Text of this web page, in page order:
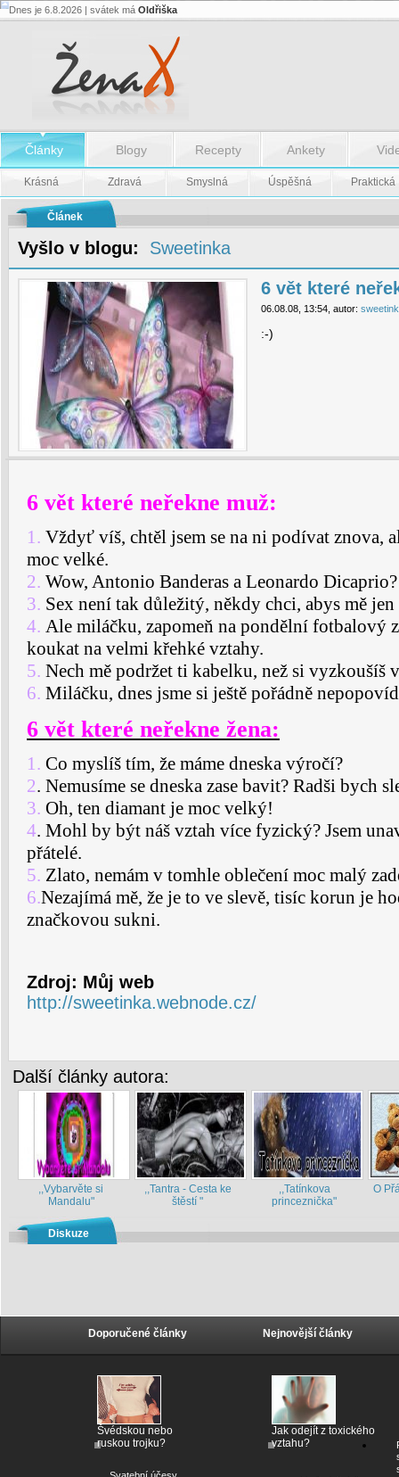
6
neřeknete!
neřeknete!
Dnes je 6.8.2026 | svátek má Oldřiška
Články Blogy Recepty Ankety
Krásná Zdravá Smyslná Úspěšná Praktická
Článek
Vyšlo v blogu: Sweetinka
6 vět které
06.08.08, 13:54, autor:
:-)
6 vět které neřekne muž:
1. Vždyť víš, chtěl jsem se na ni podívat znova,
moc velké.
2. Wow, Antonio Banderas a Leonardo
3. Sex není tak důležitý, někdy chci, abys mě jen
4. Ale miláčku, zapomeň na pondělní fotbalový
koukat na velmi křehké vztahy.
5. Nech mě podržet ti kabelku, než si vyzkoušíš
6. Miláčku, dnes jsme si ještě pořádně
6 vět které neřekne žena:
1. Co myslíš tím, že máme dneska výročí?
2. Nemusíme se dneska zase bavit? Radši bych
3. Oh, ten diamant je moc velký!
4. Mohl by být náš vztah více fyzický? Jsem
přátelé.
5. Zlato, nemám v tomhle oblečení moc malý
6.Nezajímá mě, že je to ve slevě, tisíc korun je
značkovou sukni.
Zdroj: Můj web
http://sweetinka.webnode.cz/
Další články autora:
,,Vybarvěte si
Mandalu"
,,Tantra - Cesta ke
štěstí "
,,Tatínkova
princeznička"
O
Diskuze
Doporučené články
Švédskou nebo
ruskou trojku?
Nejnovější články
Jak odejít z toxického
vztahu?